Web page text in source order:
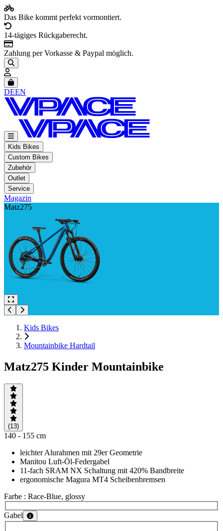
Das Bike kommt perfekt vormontiert.
14-tägiges Rückgaberecht.
Zahlung per Vorkasse & Paypal möglich.
Artikel im Warenkorb, Warenkorb anzeigen
DEEN
Kids Bikes
Custom Bikes
Zubehör
Outlet
Service
Magazin
Matz275
Kids Bikes
Mountainbike Hardtail
Matz275 Kinder Mountainbike
(13)
140 - 155 cm
leichter Alurahmen mit 29er Geometrie
Manitou Luft-Öl-Federgabel
11-fach SRAM NX Schaltung mit 420% Bandbreite
ergonomische Magura MT4 Scheibenbremsen
Farbe : Race-Blue, glossy
Wähle eine Farbe
Gabel